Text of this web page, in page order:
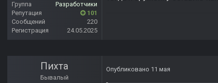
Группа
Разработчики
Репутация
101
Сообщений
220
Регистрация
24.05.2025
Пихта
Бывалый
Опубликовано 11 мая